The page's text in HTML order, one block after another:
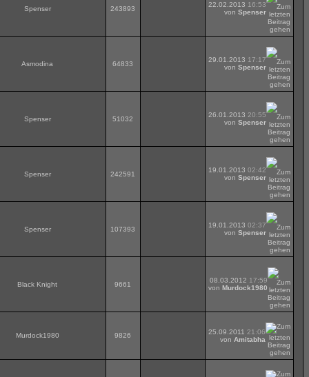
Spenser 243893
22.02.2013 16:53
von Spenser
Asmodina 64833
29.01.2013 17:17
von Spenser
Spenser 51032
26.01.2013 20:55
von Spenser
Spenser 242591
19.01.2013 02:42
von Spenser
Spenser 107393
19.01.2013 02:37
von Spenser
Black Knight 9661
08.03.2012 17:59
von Murdock1980
Murdock1980 9826 25.09.2011 21:06
von Amitabha